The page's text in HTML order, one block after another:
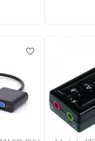
favorite_border
favorite_border